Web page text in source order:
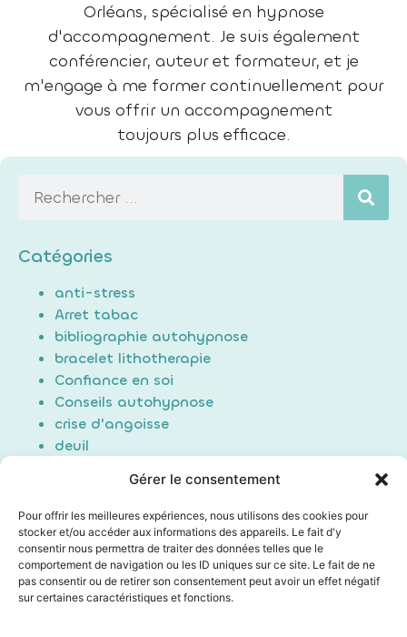
Gérer le consentement
Pour offrir les meilleures expériences, nous utilisons des cookies pour
stocker et/ou accéder aux informations des appareils. Le fait d'y
consentir nous permettra de traiter des données telles que le
comportement de navigation ou les ID uniques sur ce site. Le fait de ne
pas consentir ou de retirer son consentement peut avoir un effet négatif
sur certaines caractéristiques et fonctions.
Orléans, spécialisé en hypnose
d'accompagnement. Je suis également
conférencier, auteur et formateur, et je
m'engage à me former continuellement pour
vous offrir un accompagnement
toujours plus efficace.
Catégories
anti-stress
Arret tabac
bibliographie autohypnose
bracelet lithotherapie
Confiance en soi
Conseils autohypnose
crise d'angoisse
deuil
Formation Auto-hypnose
hypnose
maigrir / perte de poids
Non classé
poids du passé
Sommeil/Dormir